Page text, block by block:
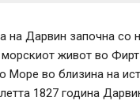
на Дарвин започна со
живот во
Море во близина на
1827 година